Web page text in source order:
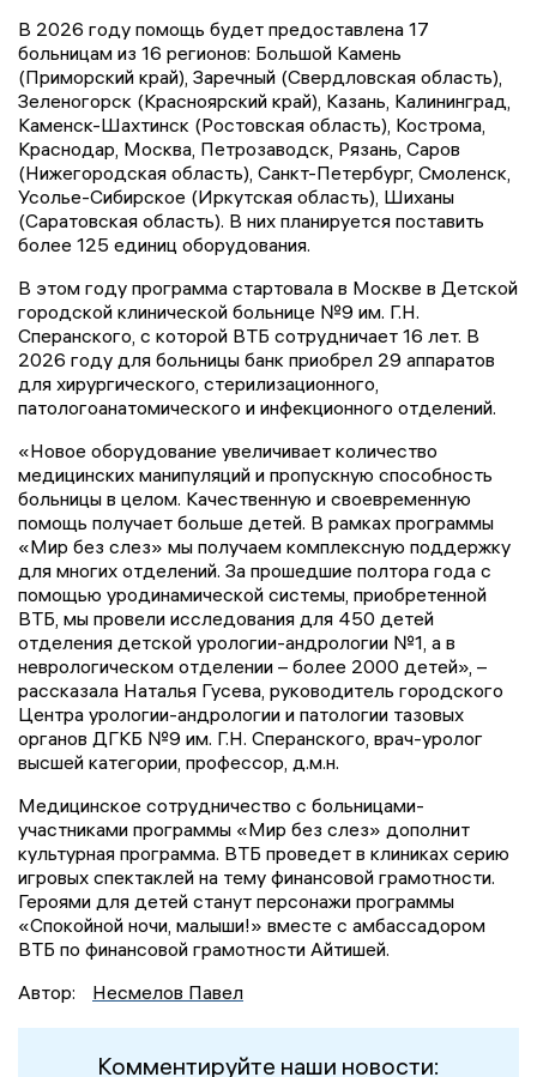
В 2026 году помощь будет предоставлена 17
больницам из 16 регионов: Большой Камень
(Приморский край), Заречный (Свердловская область),
Зеленогорск (Красноярский край), Казань, Калининград,
Каменск-Шахтинск (Ростовская область), Кострома,
Краснодар, Москва, Петрозаводск, Рязань, Саров
(Нижегородская область), Санкт-Петербург, Смоленск,
Усолье-Сибирское (Иркутская область), Шиханы
(Саратовская область). В них планируется поставить
более 125 единиц оборудования.
В этом году программа стартовала в Москве в Детской
городской клинической больнице №9 им. Г.Н.
Сперанского, с которой ВТБ сотрудничает 16 лет. В
2026 году для больницы банк приобрел 29 аппаратов
для хирургического, стерилизационного,
патологоанатомического и инфекционного отделений.
«Новое оборудование увеличивает количество
медицинских манипуляций и пропускную способность
больницы в целом. Качественную и своевременную
помощь получает больше детей. В рамках программы
«Мир без слез» мы получаем комплексную поддержку
для многих отделений. За прошедшие полтора года с
помощью уродинамической системы, приобретенной
ВТБ, мы провели исследования для 450 детей
отделения детской урологии-андрологии №1, а в
неврологическом отделении – более 2000 детей», –
рассказала Наталья Гусева, руководитель городского
Центра урологии-андрологии и патологии тазовых
органов ДГКБ №9 им. Г.Н. Сперанского, врач-уролог
высшей категории, профессор, д.м.н.
Медицинское сотрудничество с больницами-
участниками программы «Мир без слез» дополнит
культурная программа. ВТБ проведет в клиниках серию
игровых спектаклей на тему финансовой грамотности.
Героями для детей станут персонажи программы
«Спокойной ночи, малыши!» вместе с амбассадором
ВТБ по финансовой грамотности Айтишей.
Автор:
Несмелов Павел
Комментируйте наши новости: